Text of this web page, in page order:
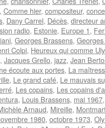
, Comme hier, compositeur,
, Dany Carrel, Décès, directeur
radio, Estonie, Europe 1,
, Georges Brassens,
Colpi, Heureux qui comme
, Jacques Grello, jazz, Jean
écoute aux portes, La
, Le grand café, Le mauvais
, Les copains, Les copains
, Louis Brassens, mai 1967
Arnaud, Mireille,
1980, octobre 1973,